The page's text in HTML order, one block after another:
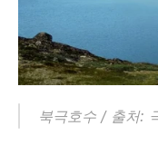
북극호수 / 출처: